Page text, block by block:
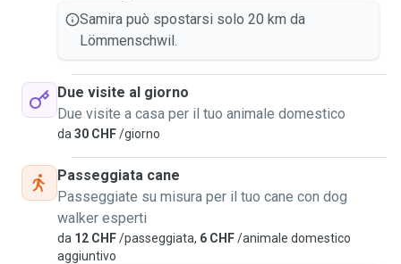
Samira può spostarsi solo 20 km da
Lömmenschwil.
Due visite al giorno
Due visite a casa per il tuo animale domestico
da 30 CHF/giorno
Passeggiata cane
Passeggiate su misura per il tuo cane con dog
walker esperti
da 12 CHF/passeggiata, 6 CHF/animale domestico
aggiuntivo